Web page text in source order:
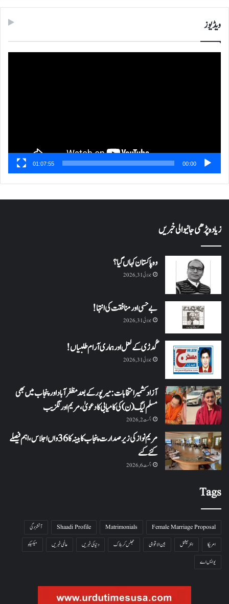
ویڈیوز
00:00
01:07:55
زیادہ پڑھی جانیوالی خبریں
وہ پاکستان کہاں گیا؟
جولائی 31, 2026
بے حسی اور منافقت کی انتہا !
جولائی 31, 2026
گُدڑی کے لعل اور ہماری آرام طلبیاں!
جولائی 31, 2026
آزاد کشمیر انتخابات: میرپور کے بعد مظفرآباد اور پنجاب میں بھی
مسلم لیگ (ن) کی کامیابی کا دعویٰ، مریم اورنگزیب
اگست 2, 2026
مریم نواز کی زیر صدارت پنجاب کابینہ کا 36واں اجلاس،اہم فیصلے
کئے گئے
اگست 6, 2026
Tags
Female Marriage Proposal
Matrimonials
Shaadi Profile
آتشزدگی
امریکا
انٹرنیشنل بین الاقوامی جھلس کر ہلاک دنیا کی خبریں عالمی خبریں
میکسیکو
یو ایس اے